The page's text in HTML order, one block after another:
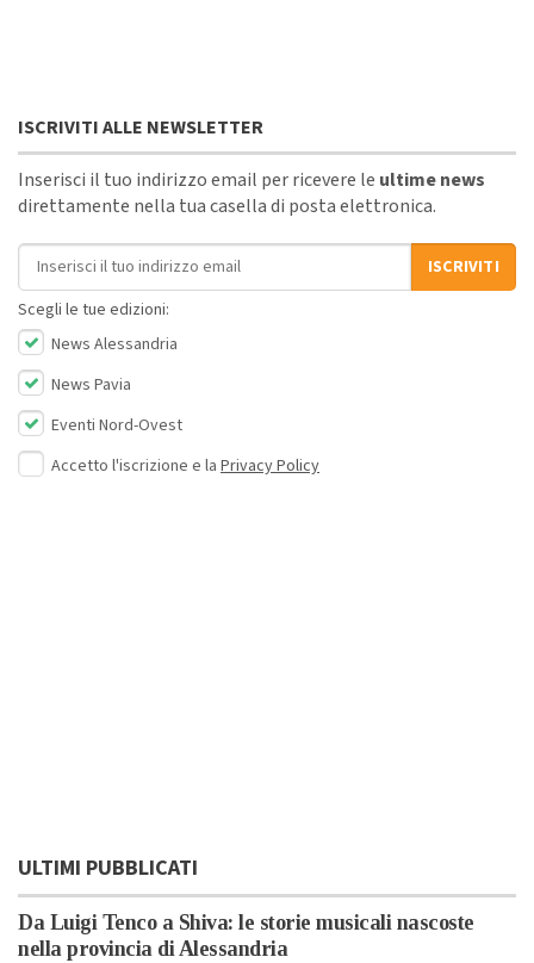
ISCRIVITI ALLE NEWSLETTER
Inserisci il tuo indirizzo email per ricevere le ultime news
direttamente nella tua casella di posta elettronica.
Indirizzo email
ISCRIVITI
Scegli le tue edizioni:
News Alessandria
News Pavia
Eventi Nord-Ovest
Accetto l'iscrizione e la Privacy Policy
ULTIMI PUBBLICATI
Da Luigi Tenco a Shiva: le storie musicali nascoste
nella provincia di Alessandria